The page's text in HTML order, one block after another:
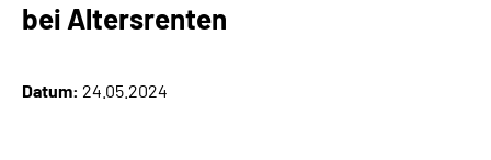
KBS exklusiv
bei Altersrenten
Datum: 24.05.2024